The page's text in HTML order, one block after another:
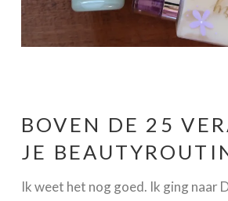
BOVEN DE 25
JE
Ik weet het nog goed. Ik ging naar